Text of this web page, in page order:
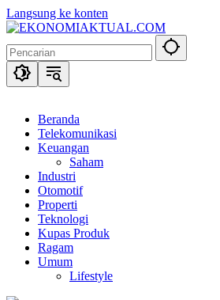
Langsung ke konten
Beranda
Telekomunikasi
Keuangan
Saham
Industri
Otomotif
Properti
Teknologi
Kupas Produk
Ragam
Umum
Lifestyle